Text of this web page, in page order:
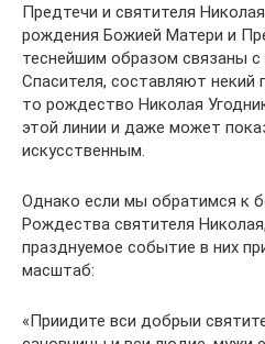
Предтечи и святителя
рождения Божией Матери и
теснейшим образом связаны
Спасителя, составляют некий
то рождество Николая
этой линии и даже может
искусственным.
Однако если мы обратимся к
Рождества святителя
празднуемое событие в них
масштаб:
«Приидите вси добрыи